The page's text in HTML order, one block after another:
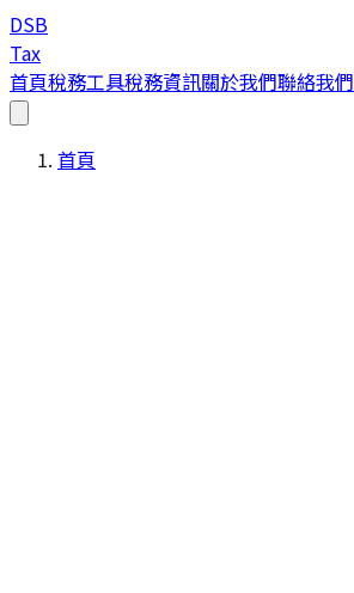
DSB
Tax
首頁稅務工具稅務資訊關於我們聯絡我們
首頁